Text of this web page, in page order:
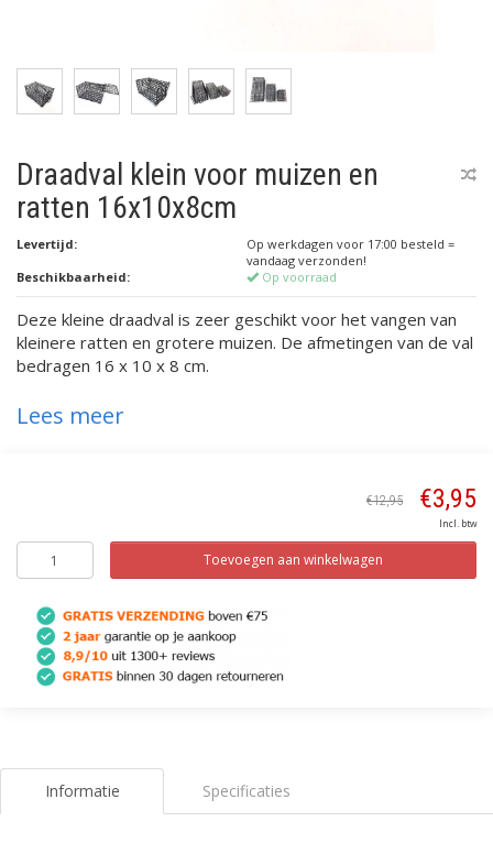
Draadval klein voor muizen en
ratten 16x10x8cm
Levertijd:
Op werkdagen voor 17:00 besteld =
vandaag verzonden!
Beschikbaarheid:
Op voorraad
Deze kleine draadval is zeer geschikt voor het vangen van
kleinere ratten en grotere muizen. De afmetingen van de val
bedragen 16 x 10 x 8 cm.
Lees meer
€12,95 €3,95
Incl. btw
Toevoegen aan winkelwagen
Informatie Specificaties